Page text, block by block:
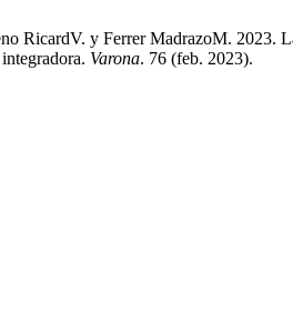
RicardV. y Ferrer MadrazoM. 2023.
Varona. 76 (feb. 2023).